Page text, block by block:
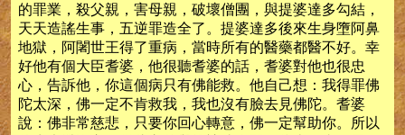
的罪業，殺父親，害母親，破壞僧團，與提婆達多勾結，
天天造謠生事，五逆罪造全了。提婆達多後來生身墮阿鼻
地獄，阿闍世王得了重病，當時所有的醫藥都醫不好。幸
好他有個大臣耆婆，他很聽耆婆的話，耆婆對他也很忠
心，告訴他，你這個病只有佛能救。他自己想：我得罪佛
陀太深，佛一定不肯救我，我也沒有臉去見佛陀。耆婆
說：佛非常慈悲，只要你回心轉意，佛一定幫助你。所以